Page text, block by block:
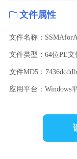
文件属性
文件名称：
文件类型：64位PE文
应用平台：Windows